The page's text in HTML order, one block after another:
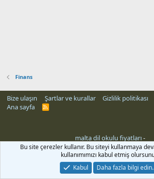
Finans
Bize ulaşın Şartlar ve kurallar Gizlilik politikası
Ana sayfa
R
malta dil okulu fiyatları-
Bu site çerezler kullanır. Bu siteyi kullanmaya
kullanımımızı kabul etmiş
Kabul
Daha fazla bilgi